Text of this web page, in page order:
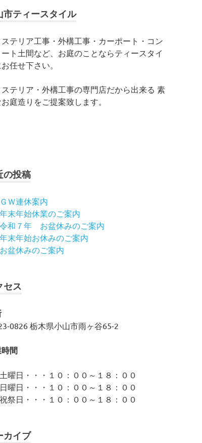
市ティースタイル
ステリア工事・外構工事・カーポート・コン
ート土間など、お庭のことならティースタイ
任せ下さい。
ステリア・外構工事の専門店だから出来る 素
庭造りをご提案致します。
の投稿
ＧＷ連休案内
年末年始休業のご案内
令和７年 お盆休みのご案内
年末年始お休みのご案内
お盆休みのご案内
セス
0826 栃木県小山市雨ヶ谷65-2
間
土曜日・・・１０：００～１８：００
日曜日・・・１０：００～１８：００
祝祭日・・・１０：００～１８：００
カイブ